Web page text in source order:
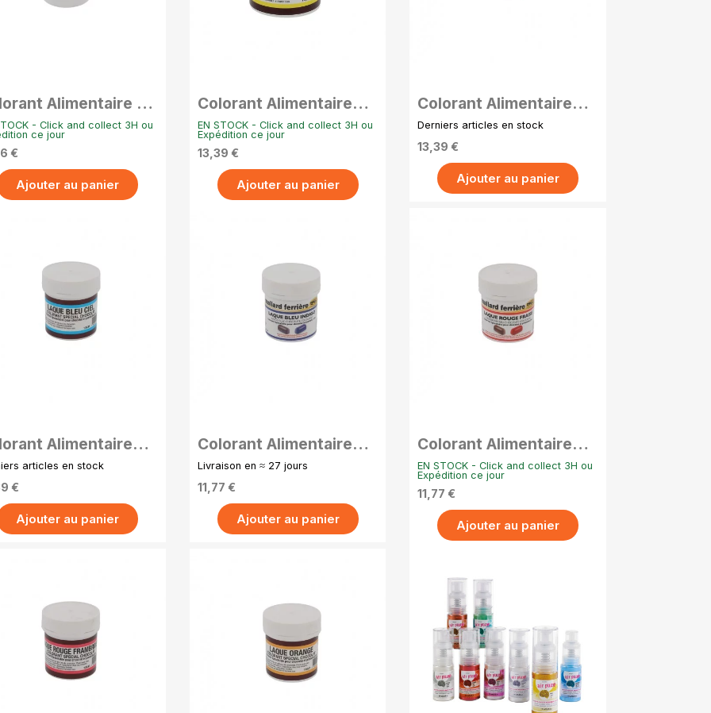
Alimentaire en
Hydrosoluble –
- Vert pistache
- Click and collect 3H ou
ce jour
€
Ajouter au panier
Colorant Alimentaire
Poudre Liposoluble 15g
- Jaune
EN STOCK - Click and collect 3H ou
Expédition ce jour
13,39 €
Ajouter au panier
Colorant Alimentaire
Poudre Liposoluble 15g
- Vert
Derniers articles en stock
13,39 €
Ajouter au panier
Alimentaire
Liposoluble 15g
ciel
articles en stock
€
Ajouter au panier
Colorant Alimentaire
Poudre Liposoluble 15g
- Bleu indigo
Livraison en ≈ 27 jours
11,77 €
Ajouter au panier
Colorant Alimentaire
Poudre Liposoluble 15g
- Rouge fraise
EN STOCK - Click and collect 3H ou
Expédition ce jour
11,77 €
Ajouter au panier